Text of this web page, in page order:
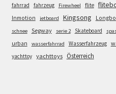
fahrrad
fahrzeug Firewheel flite
Inmotion jetboard Kingsong
schnee Segway serie 2 Skateboard
urban wasserfahrrad Wasserfahrzeug
yachttoy yachttoys Österreich